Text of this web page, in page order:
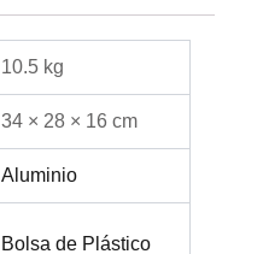
10.5 kg
34 × 28 × 16 cm
Aluminio
Bolsa de Plástico